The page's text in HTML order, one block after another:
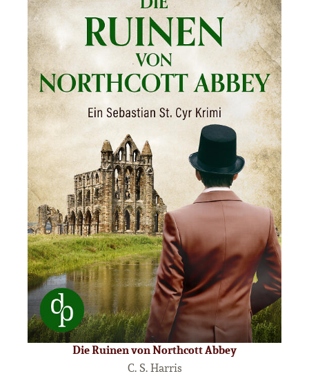
Die Ruinen von Northcott Abbey
C. S. Harris